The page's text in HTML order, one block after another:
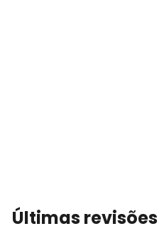
Últimas revisões